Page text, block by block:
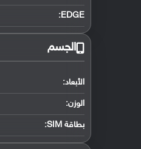
EDGE:
الجسم
الأبعاد:
الوزن:
بطاقة SIM: